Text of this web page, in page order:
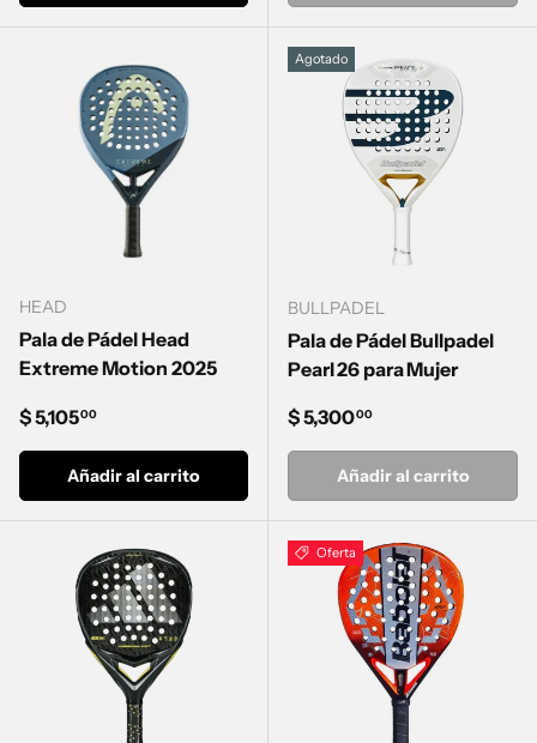
HEAD
Pala de Pádel Head
Extreme Motion 2025
Precio normal
$ 5,10500
Añadir al carrito
Agotado
BULLPADEL
Pala de Pádel Bullpadel
Pearl 26 para Mujer
Precio normal
$ 5,30000
Añadir al carrito
Oferta